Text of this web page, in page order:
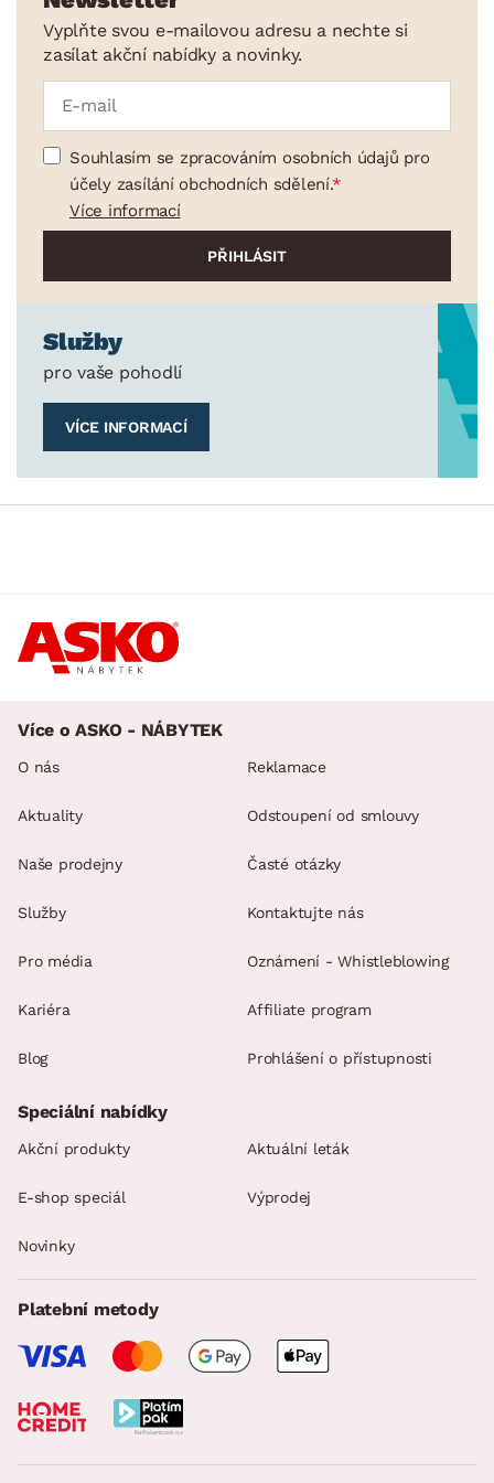
ROZMĚRY
min. cm
MATERIÁL
MÍSTNOST
Vyplňte svou e-mailovou adresu a nechte si
zasílat akční nabídky a novinky.
Souhlasím se zpracováním osobních údajů pro
účely zasílání obchodních sdělení.
Více informací
Služby
pro vaše pohodlí
VÍCE INFORMACÍ
Více o ASKO - NÁBYTEK
O nás
Aktuality
Naše prodejny
Služby
Pro média
Kariéra
Blog
Reklamace
Odstoupení od smlouvy
Časté otázky
Kontaktujte nás
Oznámení - Whistleblowing
Affiliate program
Prohlášení o přístupnosti
Speciální nabídky
Akční produkty Aktuální leták
E-shop speciál Výprodej
Novinky
Platební metody